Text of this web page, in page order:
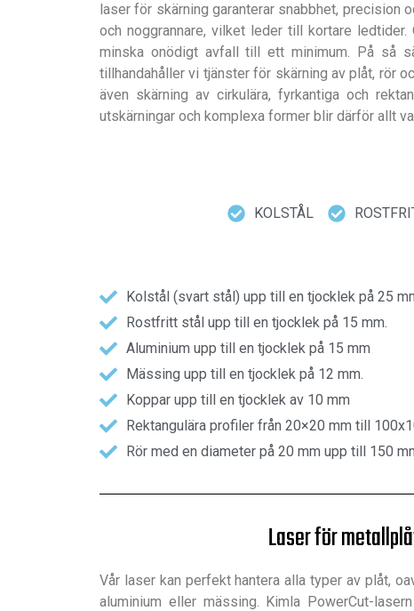
laser för skärning garanterar snabbhet, precision
och noggrannare, vilket leder till kortare
minska onödigt avfall till ett minimum. På så
tillhandahåller vi tjänster för skärning av plåt, rör
även skärning av cirkulära, fyrkantiga och
utskärningar och komplexa former blir därför allt
KOLSTÅL
Kolstål (svart stål) upp till en tjocklek på 25
Rostfritt stål upp till en tjocklek på 15 mm.
Aluminium upp till en tjocklek på 15 mm
Mässing upp till en tjocklek på 12 mm.
Koppar upp till en tjocklek av 10 mm
Rektangulära profiler från 20×20 mm till
Rör med en diameter på 20 mm upp till 150
Laser för
Vår laser kan perfekt hantera alla typer av plåt,
aluminium eller mässing. Kimla PowerCut-